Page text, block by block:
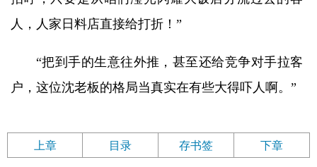
人，人家日料店直接给打折！”
“把到手的生意往外推，甚至还给竞争对手拉客
户，这位沈老板的格局当真实在有些大得吓人啊。”
上章 目录 存书签 下章